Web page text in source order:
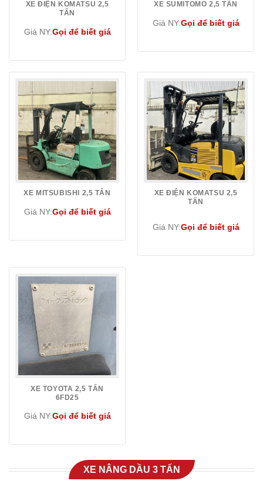
XE ĐIỆN KOMATSU 2,5
TẤN
Giá NY:Gọi để biết giá
XE SUMITOMO 2,5 TẤN
Giá NY:Gọi để biết giá
XE MITSUBISHI 2,5 TẤN
Giá NY:Gọi để biết giá
XE ĐIỆN KOMATSU 2,5
TẤN
Giá NY:Gọi để biết giá
XE TOYOTA 2,5 TẤN
6FD25
Giá NY:Gọi để biết giá
XE NÂNG DẦU 3 TẤN